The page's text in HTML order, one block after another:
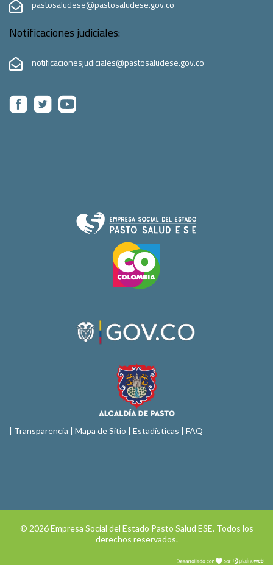
pastosaludese@pastosaludese.gov.co
Notificaciones judiciales:
notificacionesjudiciales@pastosaludese.gov.co
| Transparencia | Mapa de Sitio | Estadísticas | FAQ
© 2026 Empresa Social del Estado Pasto Salud ESE. Todos los
derechos reservados.